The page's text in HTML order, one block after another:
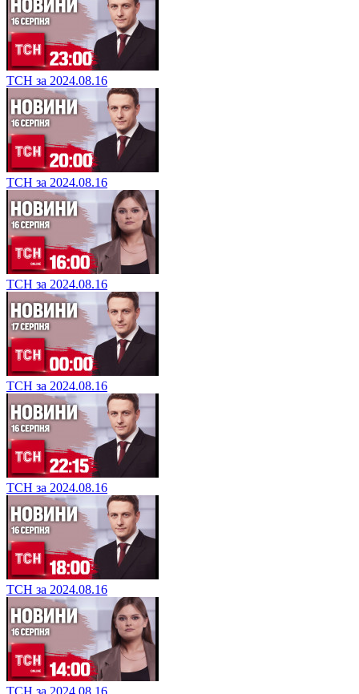
ТСН за 2024.08.16
ТСН за 2024.08.16
ТСН за 2024.08.16
ТСН за 2024.08.16
ТСН за 2024.08.16
ТСН за 2024.08.16
ТСН за 2024.08.16